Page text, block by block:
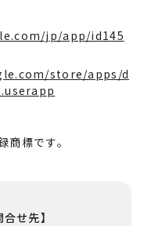
jp/app/id145
store/apps/d
標です。
せ先】